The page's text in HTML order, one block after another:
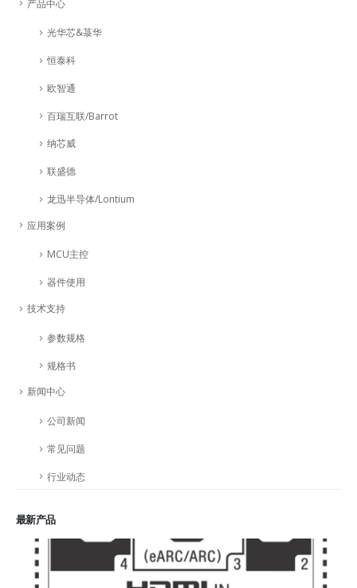
产品中心
光华芯&菉华
恒泰科
欧智通
百瑞互联/Barrot
纳芯威
联盛德
龙迅半导体/Lontium
应用案例
MCU主控
器件使用
技术支持
参数规格
规格书
新闻中心
公司新闻
常见问题
行业动态
最新产品